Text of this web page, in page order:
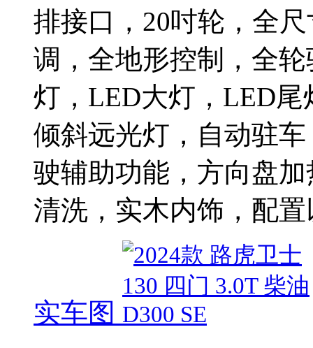
排接口，20吋轮，全
调，全地形控制，全
灯，LED大灯，LED
倾斜远光灯，自动驻
驶辅助功能，方向盘
清洗，实木内饰，配
实车图